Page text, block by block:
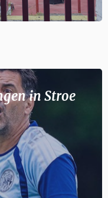
in Stroe